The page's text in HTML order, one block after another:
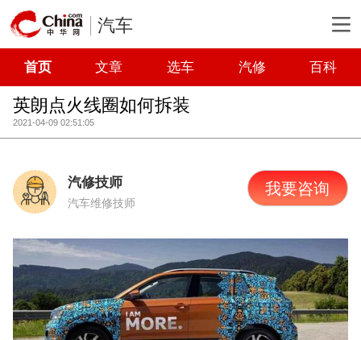
汽车
首页 文章 选车 汽修 百科
英朗点火线圈如何拆装
2021-04-09 02:51:05
汽修技师
汽车维修技师
我要咨询